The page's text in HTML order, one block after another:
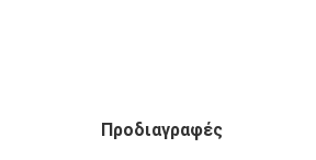
Προδιαγραφές